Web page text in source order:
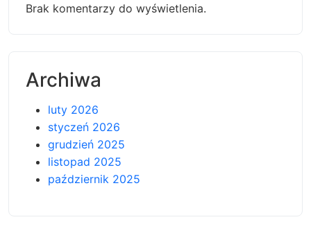
Brak komentarzy do wyświetlenia.
Archiwa
luty 2026
styczeń 2026
grudzień 2025
listopad 2025
październik 2025